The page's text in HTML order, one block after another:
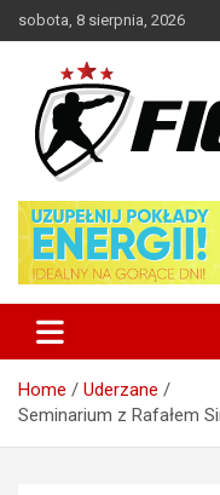
to
sobota, 8 sierpnia, 2026
Home
Uderzane
Seminarium z Rafałem